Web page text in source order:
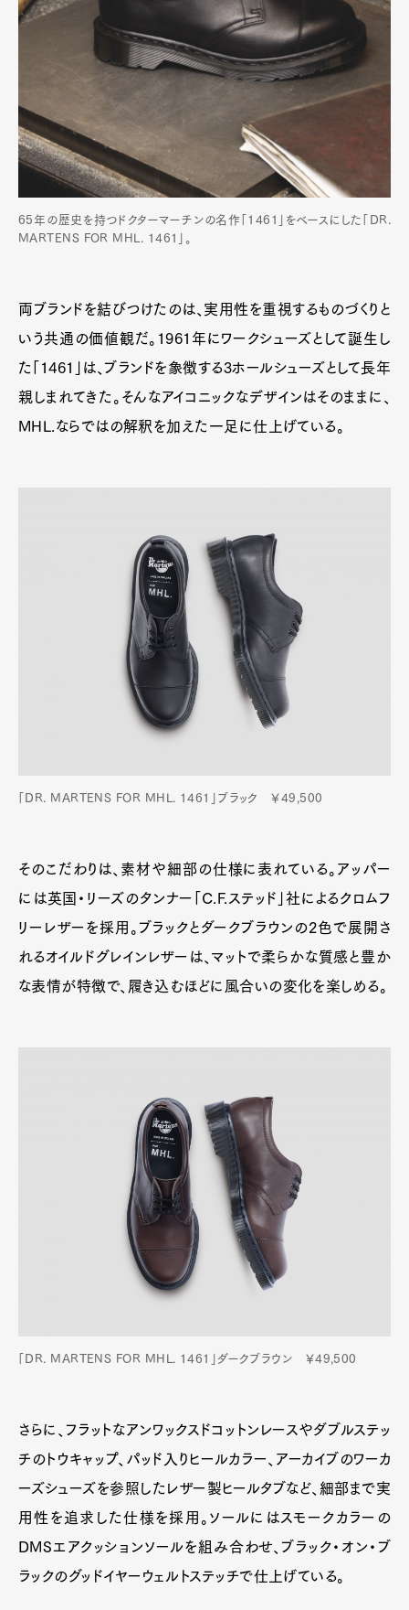
65年の歴史を持つドクターマーチンの名作「1461」をベースにした「DR.
MARTENS FOR MHL. 1461」。
両ブランドを結びつけたのは、実用性を重視するものづくりと
いう共通の価値観だ。1961年にワークシューズとして誕生し
た「1461」は、ブランドを象徴する3ホールシューズとして長年
親しまれてきた。そんなアイコニックなデザインはそのままに、
MHL.ならではの解釈を加えた一足に仕上げている。
「DR. MARTENS FOR MHL. 1461」ブラック ￥49,500
そのこだわりは、素材や細部の仕様に表れている。アッパー
には英国・リーズのタンナー「C.F.ステッド」社によるクロムフ
リーレザーを採用。ブラックとダークブラウンの2色で展開さ
れるオイルドグレインレザーは、マットで柔らかな質感と豊か
な表情が特徴で、履き込むほどに風合いの変化を楽しめる。
「DR. MARTENS FOR MHL. 1461」ダークブラウン ￥49,500
さらに、フラットなアンワックスドコットンレースやダブルステッ
チのトウキャップ、パッド入りヒールカラー、アーカイブのワーカ
ーズシューズを参照したレザー製ヒールタブなど、細部まで実
用性を追求した仕様を採用。ソールにはスモークカラーの
DMSエアクッションソールを組み合わせ、ブラック・オン・ブ
ラックのグッドイヤーウェルトステッチで仕上げている。